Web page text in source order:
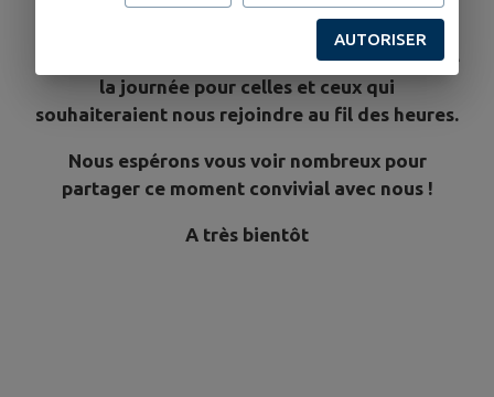
13h00 : repas moules-frites et buvette
La buvette restera ouverte une bonne partie de
la journée pour celles et ceux qui
souhaiteraient nous rejoindre au fil des heures.
Nous espérons vous voir nombreux pour
partager ce moment convivial avec nous !
A très bientôt
AUTORISER